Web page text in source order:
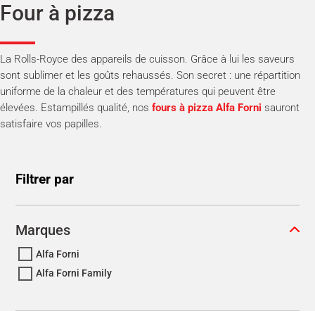
Four à pizza
La Rolls-Royce des appareils de cuisson. Grâce à lui les saveurs
sont sublimer et les goûts rehaussés. Son secret : une répartition
uniforme de la chaleur et des températures qui peuvent être
élevées. Estampillés qualité, nos fours à pizza Alfa Forni sauront
satisfaire vos papilles.
Filtrer par
Marques
Alfa Forni
Alfa Forni Family